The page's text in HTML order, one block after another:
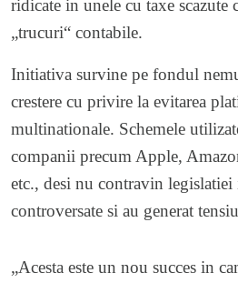
ridicate in unele cu taxe
„trucuri“ contabile.
Initiativa survine pe fondul
crestere cu privire la evitarea
multinationale. Schemele
companii precum Apple,
etc., desi nu contravin
controversate si au generat
„Acesta este un nou succes in